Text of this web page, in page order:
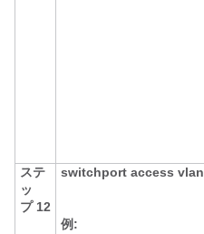
ステ
ッ
プ 12
switchport access vlan
例: